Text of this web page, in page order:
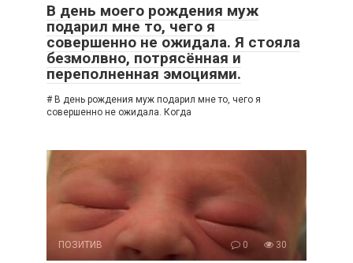
В день моего рождения муж
подарил мне то, чего я
совершенно не ожидала. Я стояла
безмолвно, потрясённая и
переполненная эмоциями.
# В день рождения муж подарил мне то, чего я
совершенно не ожидала. Когда
ПОЗИТИВ 0 30